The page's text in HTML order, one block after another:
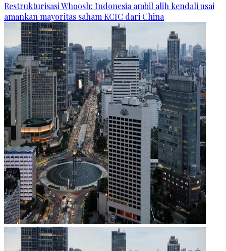
Restrukturisasi Whoosh: Indonesia ambil alih kendali usai
amankan mayoritas saham KCIC dari China